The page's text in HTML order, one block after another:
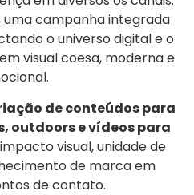
uma campanha integrada
o universo digital e o
visual coesa, moderna e
de conteúdos para
outdoors e vídeos para
visual, unidade de
de marca em
de contato.